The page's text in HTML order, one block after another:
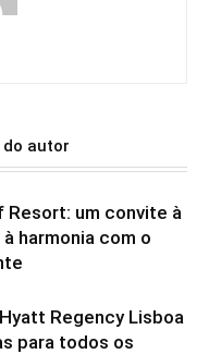
do autor
Resort: um convite à
harmonia com o
Regency Lisboa
para todos os